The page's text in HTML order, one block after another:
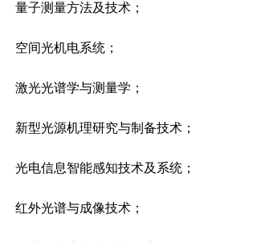
量子测量方法及技术；
空间光机电系统；
激光光谱学与测量学；
新型光源机理研究与制备技术；
光电信息智能感知技术及系统；
红外光谱与成像技术；